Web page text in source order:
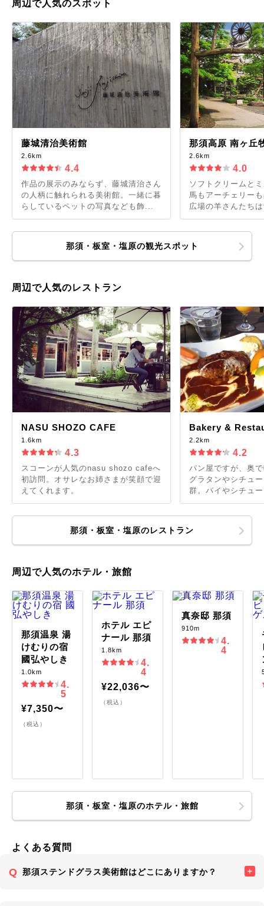
周辺で人気のスポット
藤城清治美術館
2.6km
4.4
作品の展示のみならず、藤城清治さん
の人柄に触れられる美術館。一緒に暮
らしているペットの写真なども飾...
那須高原 南ヶ丘
2.6km
4.0
ソフトクリームと
馬もアーチェリー
広場の羊さんたち
那須・板室・塩原の観光スポット
周辺で人気のレストラン
NASU SHOZO CAFE
1.6km
4.3
スコーンが人気のnasu shozo cafeへ
初訪問。オサレなお姉さまが笑顔で迎
えてくれます。
Bakery &
2.2km
4.2
パン屋ですが、奥
グラタンやシチュ
群。パイやシチュ
那須・板室・塩原のレストラン
周辺で人気のホテル・旅館
那須温泉 湯
けむりの宿
國弘やしき
1.0km
4.
5
¥7,350〜
（税込）
ホテル エピ
ナール 那須
1.8km
4.
4
¥22,036〜
（税込）
真奈邸 那須
910m
4.
4
那須・板室・塩原のホテル・旅館
よくある質問
那須ステンドグラス美術館はどこにありますか？